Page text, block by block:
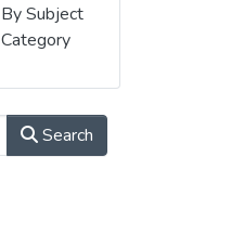
By Subject
Category
Search